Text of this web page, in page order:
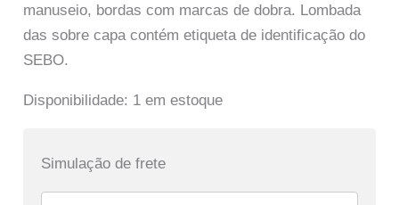
manuseio, bordas com marcas de dobra. Lombada
das sobre capa contém etiqueta de identificação do
SEBO.
Disponibilidade: 1 em estoque
Simulação de frete